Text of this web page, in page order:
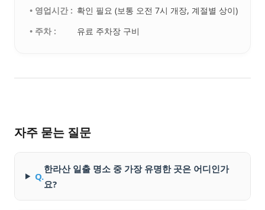
• 영업시간 : 확인 필요 (보통 오전 7시 개장, 계절별 상이)
• 주차 :
유료 주차장 구비
자주 묻는 질문
Q.
한라산 일출 명소 중 가장 유명한 곳은 어디인가
요?